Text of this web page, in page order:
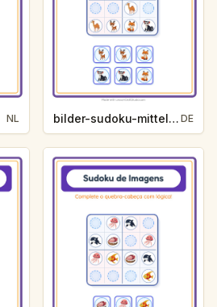
NL bilder-sudoku-mittel-zootiere-cec5 DE